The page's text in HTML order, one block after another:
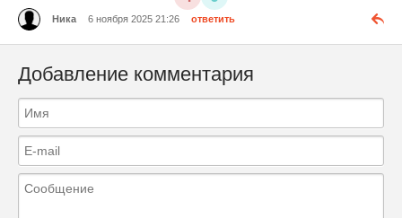
Ника 6 ноября 2025 21:26 ответить
Добавление комментария